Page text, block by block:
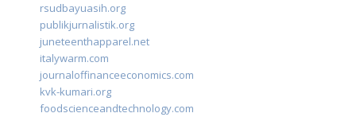
rsudbayuasih.org
publikjurnalistik.org
juneteenthapparel.net
italywarm.com
journaloffinanceeconomics.com
kvk-kumari.org
foodscienceandtechnology.com